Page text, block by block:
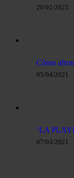
20/02/2023
Cómo
05/04/2021
‘LA
07/03/2021